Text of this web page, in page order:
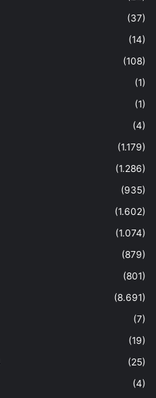
(37)
(14)
(108)
(1)
(1)
(4)
(1.179)
(1.286)
(935)
(1.602)
(1.074)
(879)
(801)
(8.691)
(7)
(19)
(25)
(4)